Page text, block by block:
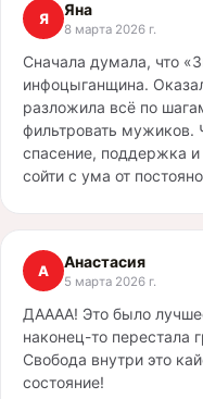
Я Яна
8 марта 2026 г.
Сначала думала, что
инфоцыганщина.
разложила всё по
фильтровать мужиков.
спасение, поддержка
сойти с ума от
А Анастасия
5 марта 2026 г.
ДАААА! Это было
наконец-то перестала
Свобода внутри это
состояние!